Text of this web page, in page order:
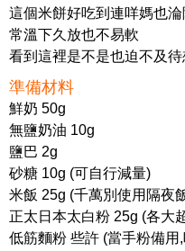
這個米餅好吃到連咩媽也
常溫下久放也不易軟
看到這裡是不是也迫不及
準備材料
鮮奶 50g
無鹽奶油 10g
鹽巴 2g
砂糖 10g (可自行減量)
米飯 25g (千萬別使用隔夜
正太日本太白粉 25g (各大
低筋麵粉 些許 (當手粉備